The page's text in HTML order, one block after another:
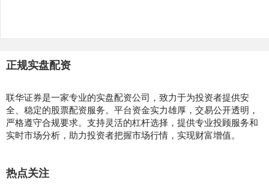
正规实盘配资
联华证券是一家专业的实盘配资公司，致力于为投资者提供安
全、稳定的股票配资服务。平台资金实力雄厚，交易公开透明，
严格遵守合规要求。支持灵活的杠杆选择，提供专业投顾服务和
实时市场分析，助力投资者把握市场行情，实现财富增值。
热点关注